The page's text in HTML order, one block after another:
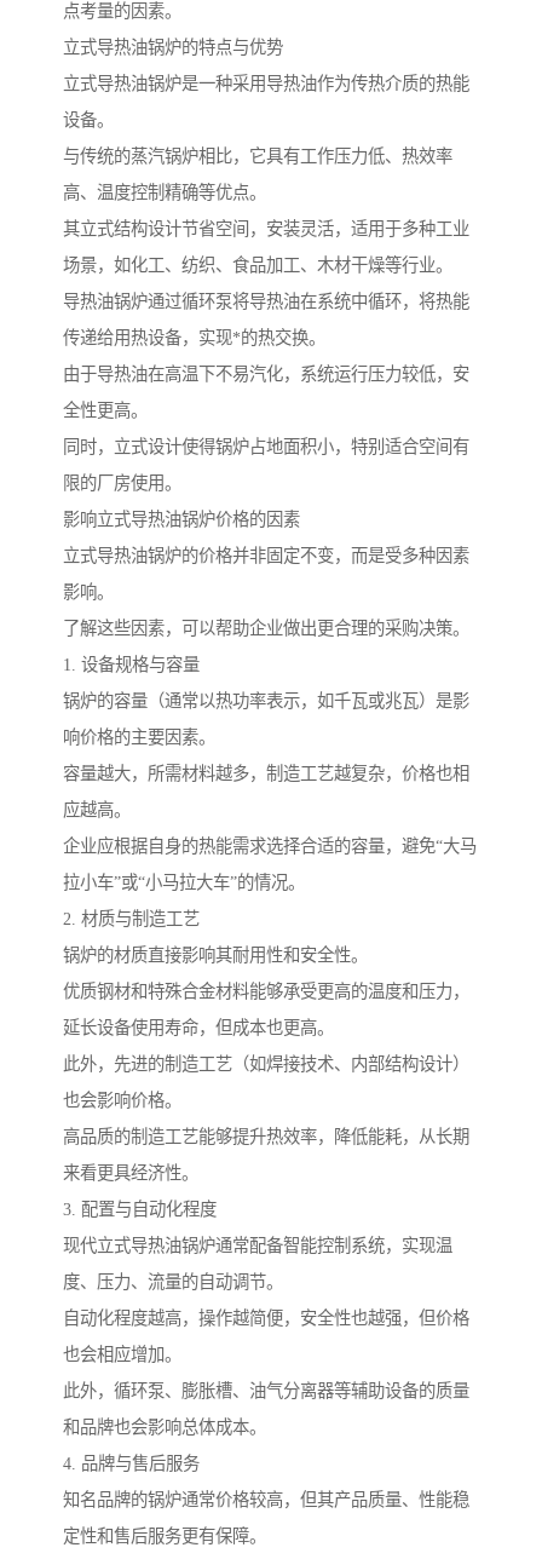
点考量的因素。
立式导热油锅炉的特点与优势
立式导热油锅炉是一种采用导热油作为传热介质的热能
设备。
与传统的蒸汽锅炉相比，它具有工作压力低、热效率
高、温度控制精确等优点。
其立式结构设计节省空间，安装灵活，适用于多种工业
场景，如化工、纺织、食品加工、木材干燥等行业。
导热油锅炉通过循环泵将导热油在系统中循环，将热能
传递给用热设备，实现*的热交换。
由于导热油在高温下不易汽化，系统运行压力较低，安
全性更高。
同时，立式设计使得锅炉占地面积小，特别适合空间有
限的厂房使用。
影响立式导热油锅炉价格的因素
立式导热油锅炉的价格并非固定不变，而是受多种因素
影响。
了解这些因素，可以帮助企业做出更合理的采购决策。
1. 设备规格与容量
锅炉的容量（通常以热功率表示，如千瓦或兆瓦）是影
响价格的主要因素。
容量越大，所需材料越多，制造工艺越复杂，价格也相
应越高。
企业应根据自身的热能需求选择合适的容量，避免“大马
拉小车”或“小马拉大车”的情况。
2. 材质与制造工艺
锅炉的材质直接影响其耐用性和安全性。
优质钢材和特殊合金材料能够承受更高的温度和压力，
延长设备使用寿命，但成本也更高。
此外，先进的制造工艺（如焊接技术、内部结构设计）
也会影响价格。
高品质的制造工艺能够提升热效率，降低能耗，从长期
来看更具经济性。
3. 配置与自动化程度
现代立式导热油锅炉通常配备智能控制系统，实现温
度、压力、流量的自动调节。
自动化程度越高，操作越简便，安全性也越强，但价格
也会相应增加。
此外，循环泵、膨胀槽、油气分离器等辅助设备的质量
和品牌也会影响总体成本。
4. 品牌与售后服务
知名品牌的锅炉通常价格较高，但其产品质量、性能稳
定性和售后服务更有保障。